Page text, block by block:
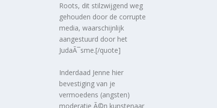
Roots, dit stilzwijgend weg
gehouden door de corrupte
media, waarschijnlijk
aangestuurd door het
JudaÃ¯sme.[/quote]
Inderdaad Jenne hier
bevestiging van je
vermoedens (angsten)
moderatie Ã©n kunstenaar